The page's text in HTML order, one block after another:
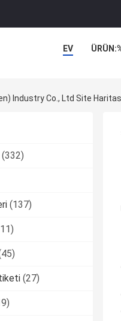
EV
Industry Co., Ltd Site
(332)
(137)
(27)